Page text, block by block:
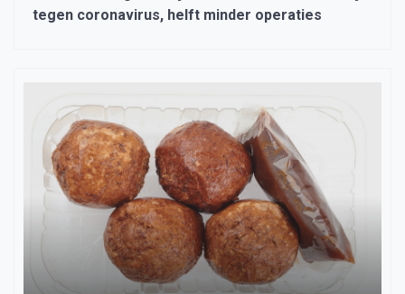
tegen coronavirus, helft minder operaties